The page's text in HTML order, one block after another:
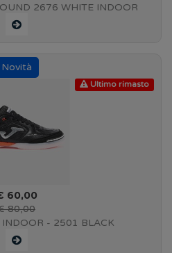
2676 WHITE INDOOR
Ultimo rimasto
60,00
80,00
- 2501 BLACK